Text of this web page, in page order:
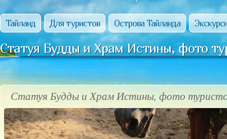
Тайланд Для туристов Острова Тайланда
Статуя Будды и Храм Истины, фото
Статуя Будды и Храм Истины, фото